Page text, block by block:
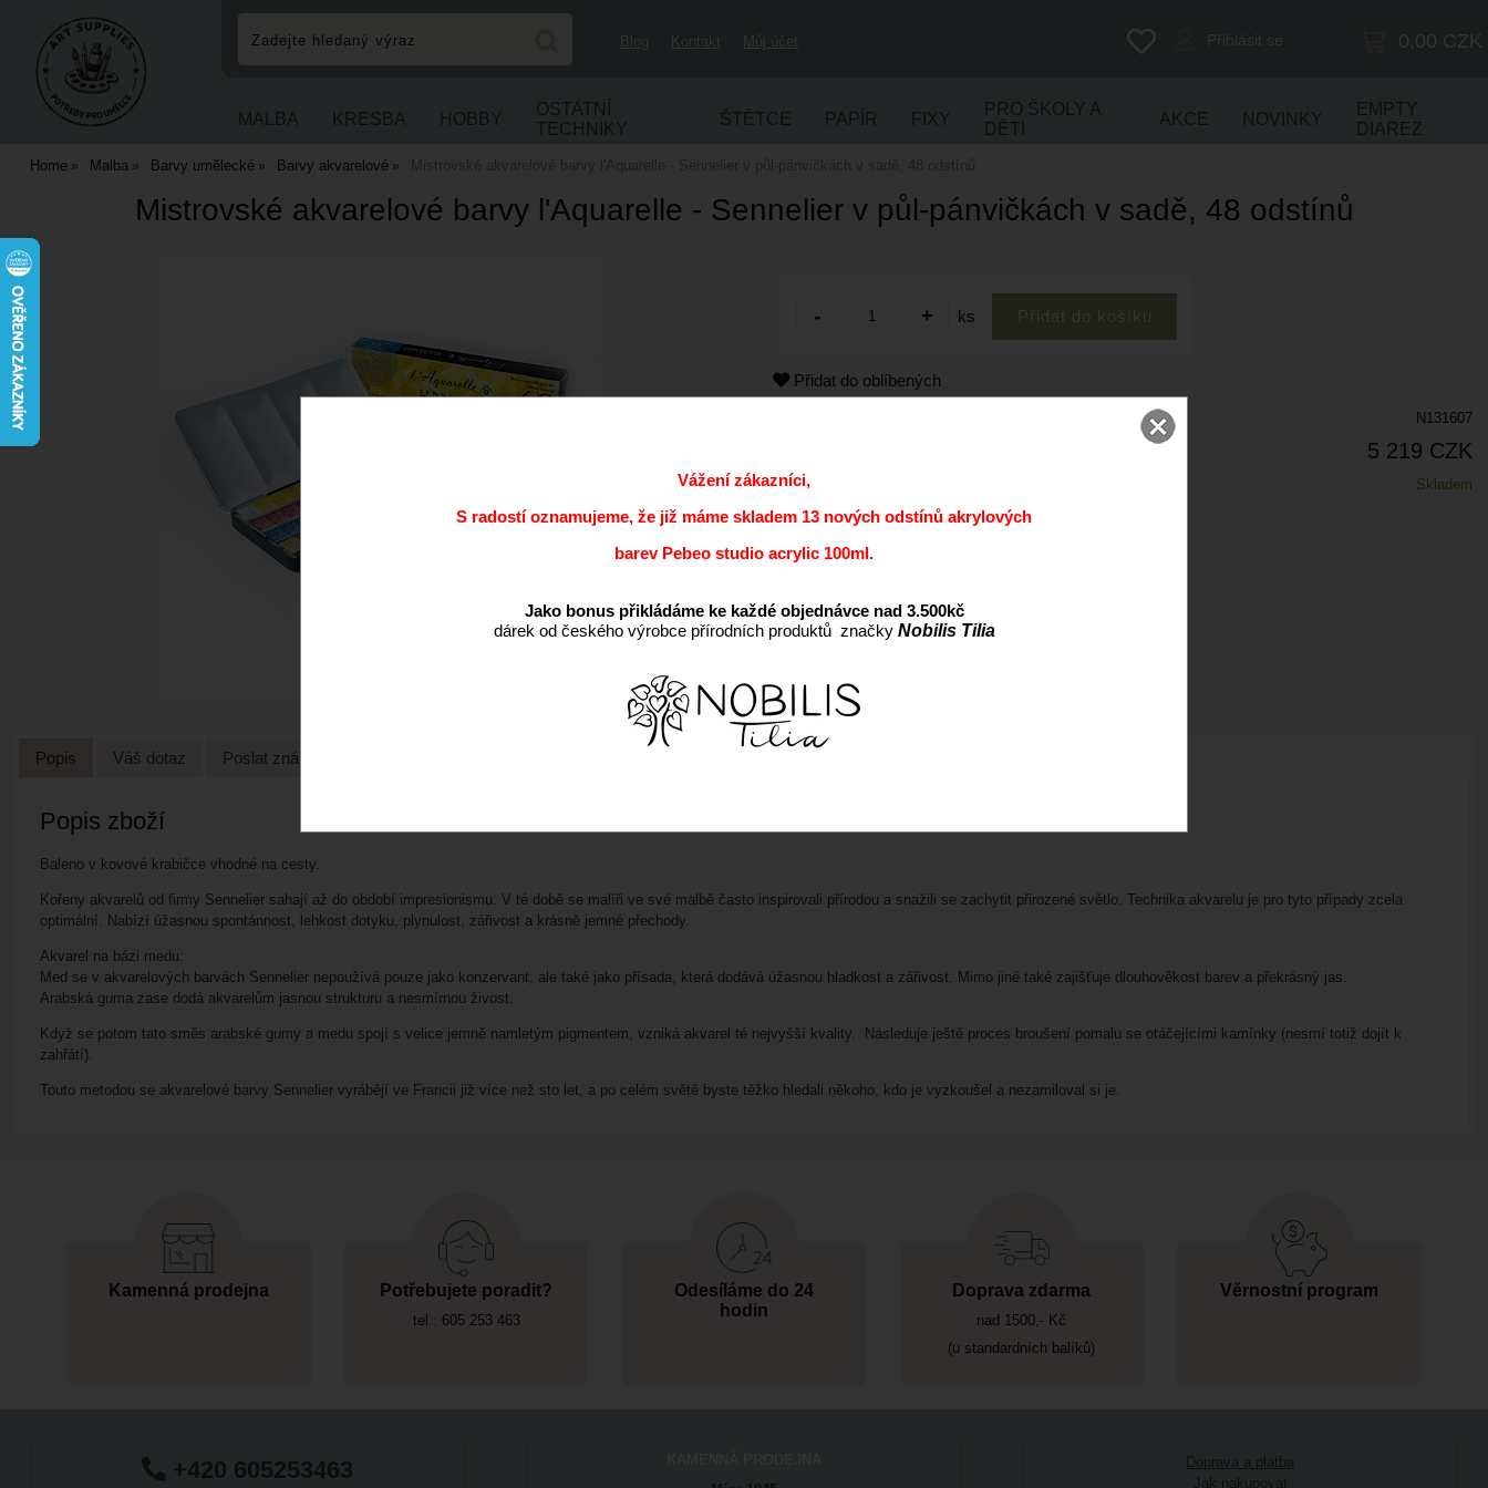
Blog Kontakt Můj účet 0,00 CZK
Přihlásit se
MALBA KRESBA HOBBY
OSTATNÍ
TECHNIKY
ŠTĚTCE PAPÍR FIXY
PRO ŠKOLY A
DĚTI
AKCE NOVINKY
EMPTY
DIAREZ
Home Malba Barvy umělecké Barvy akvarelové Mistrovské akvarelové barvy l'Aquarelle - Sennelier v půl-pánvičkách v sadě, 48 odstínů
Mistrovské akvarelové barvy l'Aquarelle - Sennelier v půl-pánvičkách v sadě, 48 odstínů
ks
Přidat do oblíbených
N131607
5 219 CZK
Dostupnost: Skladem
Popis Váš dotaz Poslat známénu
Popis zboží
Baleno v kovové krabičce vhodné na cesty.
Kořeny akvarelů od firmy Sennelier sahají až do období impresionismu. V té době se malíři ve své malbě často inspirovali přírodou a snažili se zachytit přirozené světlo. Technika akvarelu je pro tyto případy zcela
optimální. Nabízí úžasnou spontánnost, lehkost dotyku, plynulost, zářivost a krásně jemné přechody.
Akvarel na bázi medu:
Med se v akvarelových barvách Sennelier nepoužívá pouze jako konzervant, ale také jako přísada, která dodává úžasnou hladkost a zářivost. Mimo jiné také zajišťuje dlouhověkost barev a překrásný jas.
Arabská guma zase dodá akvarelům jasnou strukturu a nesmírnou živost.
Když se potom tato směs arabské gumy a medu spojí s velice jemně namletým pigmentem, vzniká akvarel té nejvyšší kvality. Následuje ještě proces broušení pomalu se otáčejícími kamínky (nesmí totiž dojít k
zahřátí).
Touto metodou se akvarelové barvy Sennelier vyrábějí ve Francii již více než sto let, a po celém světě byste těžko hledali někoho, kdo je vyzkoušel a nezamiloval si je.
Kamenná prodejna Potřebujete poradit?
tel.: 605 253 463
Odesíláme do 24
hodin
Doprava zdarma
nad 1500,- Kč
(u standardních balíků)
Věrnostní program
+420 605253463
Doprava a platba
Jak nakupovat
Vážení zákazníci,
S radostí oznamujeme, že již máme skladem 13 nových odstínů akrylových
barev Pebeo studio acrylic 100ml.
Jako bonus přikládáme ke každé objednávce nad 3.500kč
dárek od českého výrobce přírodních produktů značky Nobilis Tilia